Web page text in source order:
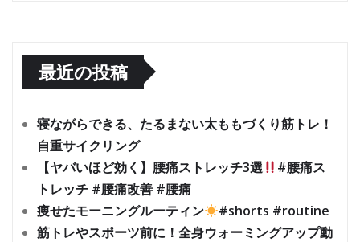
最近の投稿
寝ながらできる、たるまない太ももづくり筋トレ！
自重サイクリング
【ヤバいほど効く】腰痛ストレッチ3選
#腰痛ス
トレッチ #腰痛改善 #腰痛
痩せたモーニングルーティン
#shorts #routine
筋トレやスポーツ前に！全身ウォーミングアップ動